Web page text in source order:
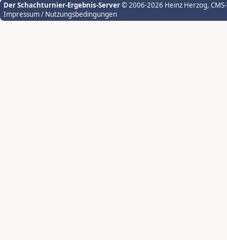
Der Schachturnier-Ergebnis-Server© 2006-2026 Heinz Herzog,
Impressum / Nutzungsbedingungen